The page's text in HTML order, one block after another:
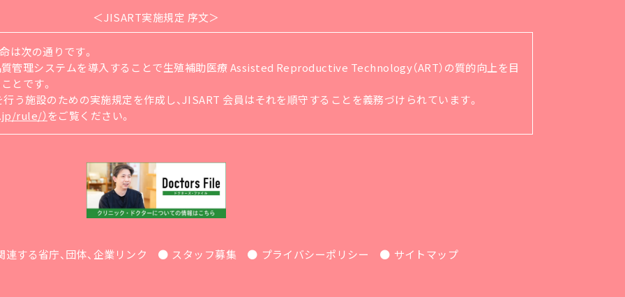
＜JISART実施規定 序文＞
は次の通りです。
管理システムを導入することで生殖補助医療 Assisted Reproductive Technology（ART）の質的向上を目
とです。
う施設のための実施規定を作成し、JISART 会員はそれを順守することを義務づけられています。
rule/）をご覧ください。
連する省庁、団体、企業リンク スタッフ募集 プライバシーポリシー サイトマップ